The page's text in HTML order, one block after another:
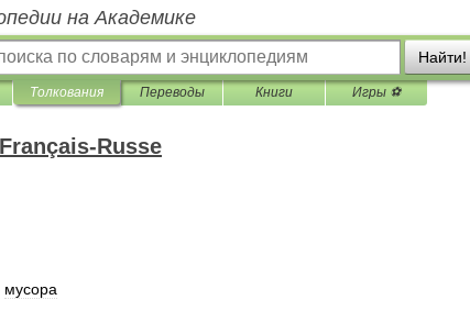
на Академике
Найти!
Толкования Переводы Книги Игры ⚽
Russe
мусора